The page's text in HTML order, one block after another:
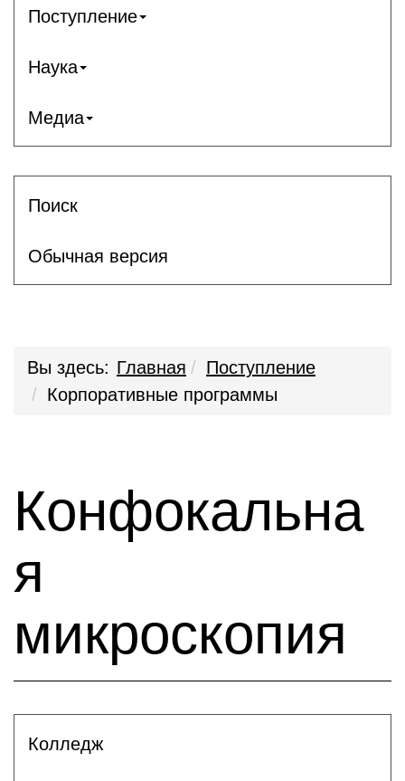
Поступление
Наука
Медиа
Поиск
Обычная версия
Вы здесь: Главная
Поступление
Корпоративные программы
Конфокальна
я
микроскопия
Колледж